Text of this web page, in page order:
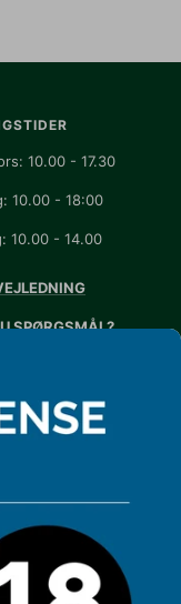
10.00 - 17.30
10.00 - 18:00
10.00 - 14.00
SPØRGSMÅL?